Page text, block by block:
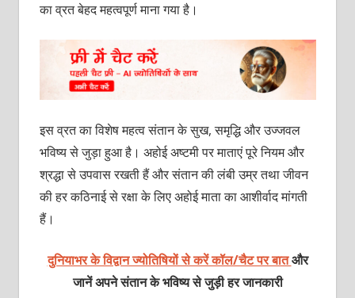
का व्रत बेहद महत्वपूर्ण माना गया है।
इस व्रत का विशेष महत्व संतान के सुख, समृद्धि और उज्जवल
भविष्य से जुड़ा हुआ है। अहोई अष्टमी पर माताएं पूरे नियम और
श्रद्धा से उपवास रखती हैं और संतान की लंबी उम्र तथा जीवन
की हर कठिनाई से रक्षा के लिए अहोई माता का आशीर्वाद मांगती
हैं।
दुनियाभर के विद्वान ज्योतिषियों से करें कॉल/चैट पर बातऔर
जानें अपने संतान के भविष्य से जुड़ी हर जानकारी